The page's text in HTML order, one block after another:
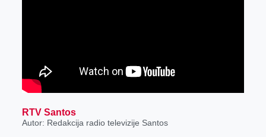
RTV Santos
Autor: Redakcija radio televizije Santos